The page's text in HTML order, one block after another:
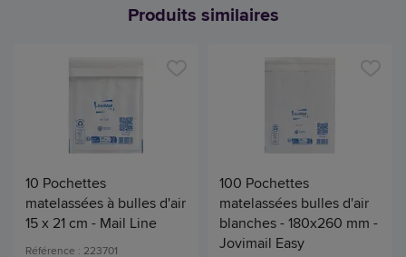
Produits similaires
10 Pochettes
matelassées à bulles d'air
15 x 21 cm - Mail Line
Référence : 223701
100 Pochettes
matelassées bulles d'air
blanches - 180x260 mm -
Jovimail Easy